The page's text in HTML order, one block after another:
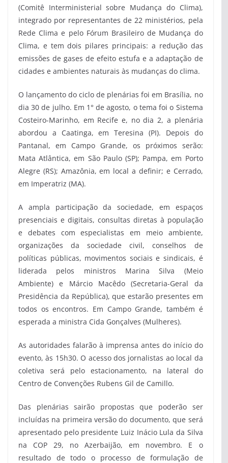
(Comitê Interministerial sobre Mudança do Clima),
integrado por representantes de 22 ministérios, pela
Rede Clima e pelo Fórum Brasileiro de Mudança do
Clima, e tem dois pilares principais: a redução das
emissões de gases de efeito estufa e a adaptação de
cidades e ambientes naturais às mudanças do clima.
O lançamento do ciclo de plenárias foi em Brasília, no
dia 30 de julho. Em 1° de agosto, o tema foi o Sistema
Costeiro-Marinho, em Recife e, no dia 2, a plenária
abordou a Caatinga, em Teresina (PI). Depois do
Pantanal, em Campo Grande, os próximos serão:
Mata Atlântica, em São Paulo (SP); Pampa, em Porto
Alegre (RS); Amazônia, em local a definir; e Cerrado,
em Imperatriz (MA).
A ampla participação da sociedade, em espaços
presenciais e digitais, consultas diretas à população
e debates com especialistas em meio ambiente,
organizações da sociedade civil, conselhos de
políticas públicas, movimentos sociais e sindicais, é
liderada pelos ministros Marina Silva (Meio
Ambiente) e Márcio Macêdo (Secretaria-Geral da
Presidência da República), que estarão presentes em
todos os encontros. Em Campo Grande, também é
esperada a ministra Cida Gonçalves (Mulheres).
As autoridades falarão à imprensa antes do início do
evento, às 15h30. O acesso dos jornalistas ao local da
coletiva será pelo estacionamento, na lateral do
Centro de Convenções Rubens Gil de Camillo.
Das plenárias sairão propostas que poderão ser
incluídas na primeira versão do documento, que será
apresentado pelo presidente Luiz Inácio Lula da Silva
na COP 29, no Azerbaijão, em novembro. E o
resultado de todo o processo de formulação de